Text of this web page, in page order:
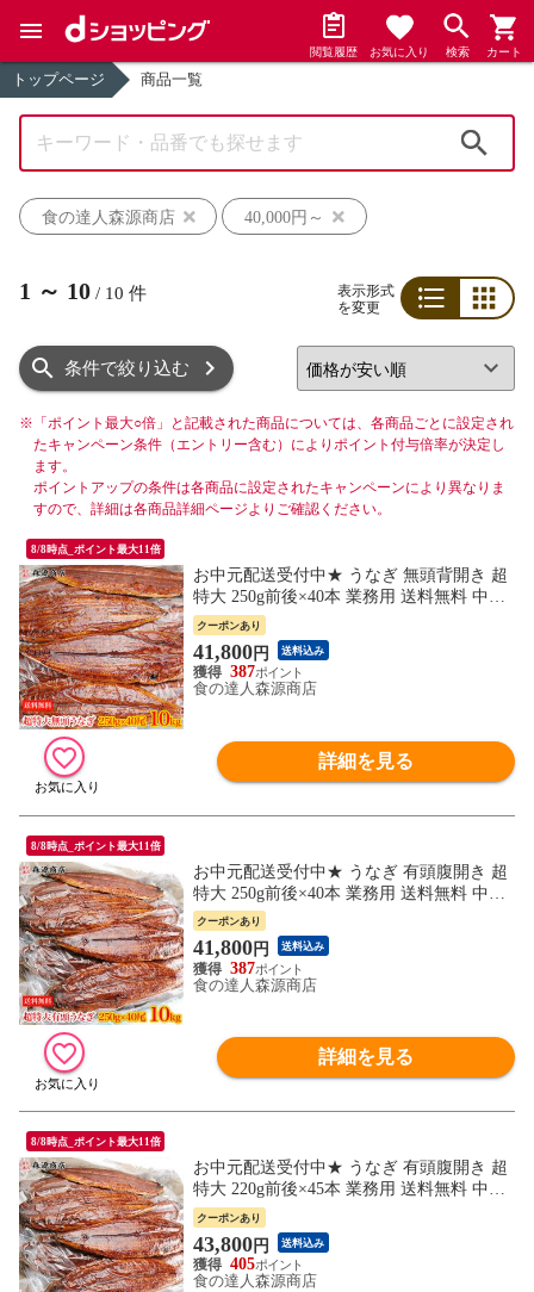
閲覧履歴 お気に入り 検索 カート
トップページ 商品一覧
食の達人森源商店
40,000円～
1 ～ 10 / 10 件
表示形式
を変更
条件で絞り込む
※ 「ポイント最大○倍」と記載された商品については、各商品ごとに設定され
たキャンペーン条件（エントリー含む）によりポイント付与倍率が決定し
ます。
ポイントアップの条件は各商品に設定されたキャンペーンにより異なりま
すので、詳細は各商品詳細ページよりご確認ください。
8/8時点_ポイント最大11倍
お中元配送受付中★ うなぎ 無頭背開き 超
特大 250g前後×40本 業務用 送料無料 中国
産お取り寄せグルメ 食品 海鮮 お祝い 土用
丑
クーポンあり
41,800円 送料込み
387
食の達人森源商店
詳細を見る
8/8時点_ポイント最大11倍
お中元配送受付中★ うなぎ 有頭腹開き 超
特大 250g前後×40本 業務用 送料無料 中国
産お取り寄せグルメ 食品 海鮮 お祝い 土用
丑
クーポンあり
41,800円 送料込み
387
食の達人森源商店
詳細を見る
8/8時点_ポイント最大11倍
お中元配送受付中★ うなぎ 有頭腹開き 超
特大 220g前後×45本 業務用 送料無料 中国
産お取り寄せグルメ 食品 海鮮 お祝い 土用
丑
クーポンあり
43,800円 送料込み
405
食の達人森源商店